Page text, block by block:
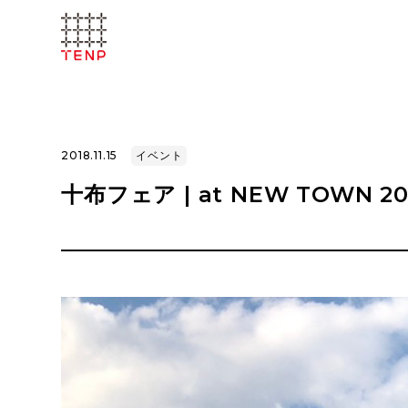
2018.11.15 イベント
十布フェア | at NEW TOWN